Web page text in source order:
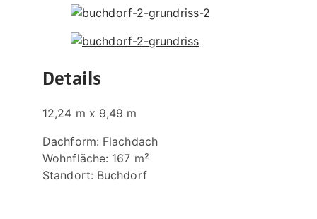
Details
12,24 m x 9,49 m
Dachform: Flachdach
Wohnfläche: 167 m²
Standort: Buchdorf